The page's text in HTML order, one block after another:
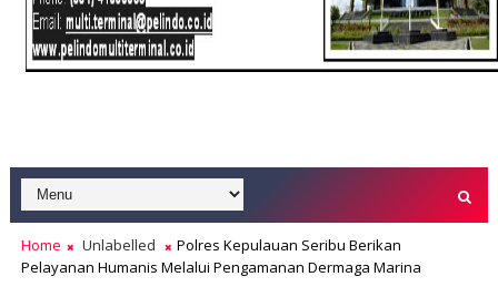
Home Unlabelled
Polres Kepulauan Seribu Berikan
Pelayanan Humanis Melalui Pengamanan Dermaga Marina